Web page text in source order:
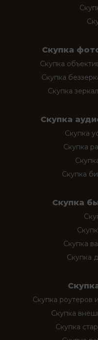
Скупка
Скупка
Скупка
Скупка
Скупка
Скупка
Скупка
Скупка
Скупка
Скупка
Скупка
Скупка роутеров
Скупка
Скупка